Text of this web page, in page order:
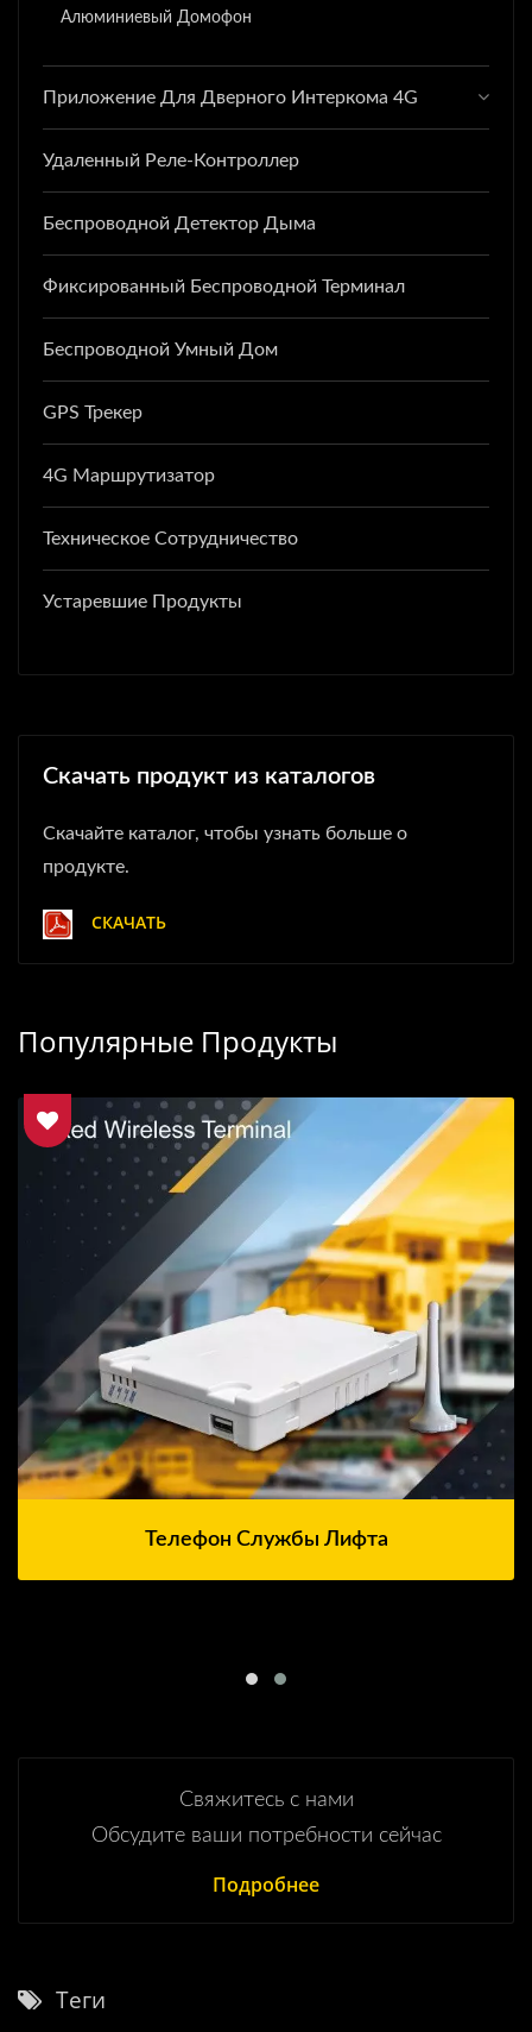
Алюминиевый Домофон
Приложение Для Дверного Интеркома 4G
Удаленный Реле-Контроллер
Беспроводной Детектор Дыма
Фиксированный Беспроводной Терминал
Беспроводной Умный Дом
GPS Трекер
4G Маршрутизатор
Техническое Сотрудничество
Устаревшие Продукты
Скачать продукт из каталогов
Скачайте каталог, чтобы узнать больше о
продукте.
СКАЧАТЬ
Популярные Продукты
Телефон Службы Лифта
Свяжитесь с нами
Обсудите ваши потребности сейчас
Подробнее
Теги